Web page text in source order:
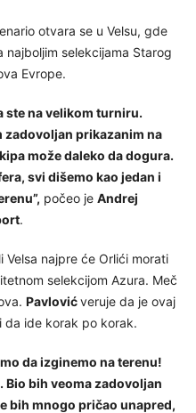
otvara se u Velsu, gde
selekcijama Starog
Evrope.
ste na velikom turniru.
zadovoljan prikazanim na
može daleko da dogura.
svi dišemo kao jedan i
počeo je Andrej
.
najpre će Orlići morati
selekcijom Azura. Meč
Pavlovićveruje da je ovaj
da ide korak po korak.
da izginemo na terenu!
bih veoma zadovoljan
bih mnogo pričao unapred,